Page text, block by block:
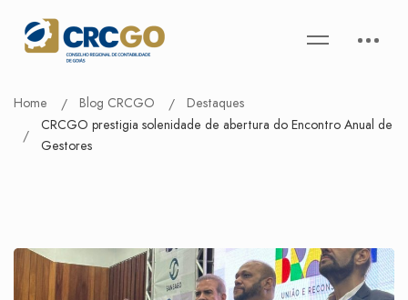
Home Blog CRCGO
Destaques
CRCGO prestigia solenidade de abertura do Encontro Anual de
Gestores